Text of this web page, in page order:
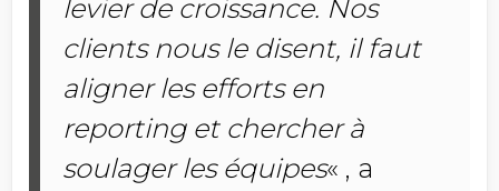
levier de croissance. Nos
clients nous le disent, il faut
aligner les efforts en
reporting et chercher à
soulager les équipes« , a